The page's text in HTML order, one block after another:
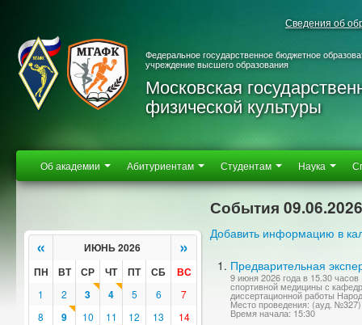
Сведения об
Федеральное государственное бюджетное
учреждение высшего образования
Московская
физической культуры
Об академии Абитуриентам Студентам Наука
« ИЮНЬ 2026 »
ПН ВТ СР ЧТ ПТ СБ ВС
1 2 3 4 5 6
7
8
9 10 11 12 13
14
События 09.06.2026
Добавить информацию в
Предварительная
9 июня 2026 года в 15.30
спортивной медицины с
диссертационной работы
Место проведения: (ауд.
Время начала: 15:30